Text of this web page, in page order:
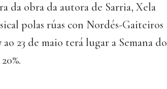
da obra da autora de Sarria, Xela
polas rúas con Nordés-Gaiteiros
23 de maio terá lugar a Semana do